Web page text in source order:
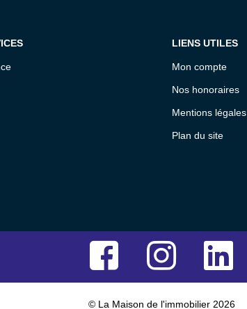
LIENS UTILES
Mon compte
Nos honoraires
Mentions légales
Plan du site
© La Maison de l'immobilier 2026